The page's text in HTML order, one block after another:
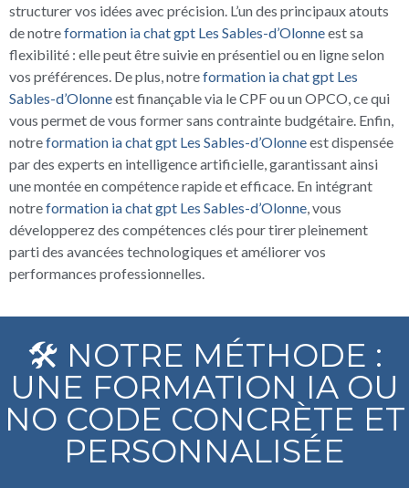
structurer vos idées avec précision. L’un des principaux atouts
de notreformation ia chat gpt Les Sables-d’Olonneest sa
flexibilité : elle peut être suivie en présentiel ou en ligne selon
vos préférences. De plus, notreformation ia chat gpt Les
Sables-d’Olonneest finançable via le CPF ou un OPCO, ce qui
vous permet de vous former sans contrainte budgétaire. Enfin,
notreformation ia chat gpt Les Sables-d’Olonneest dispensée
par des experts en intelligence artificielle, garantissant ainsi
une montée en compétence rapide et efficace. En intégrant
notreformation ia chat gpt Les Sables-d’Olonne, vous
développerez des compétences clés pour tirer pleinement
parti des avancées technologiques et améliorer vos
performances professionnelles.
🛠️ NOTRE MÉTHODE :
UNE FORMATION IA OU
NO CODE CONCRÈTE ET
PERSONNALISÉE